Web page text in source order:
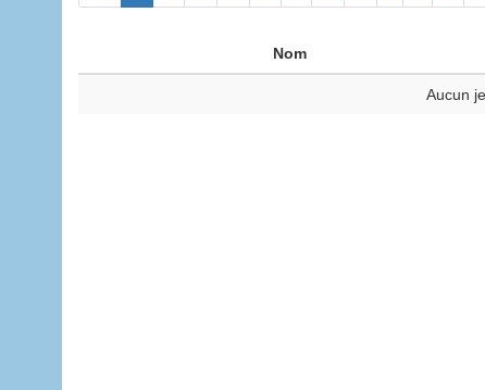
Nom
Aucun